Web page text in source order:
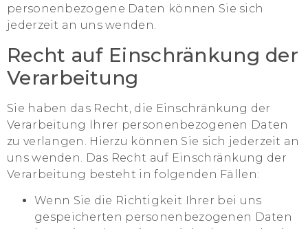
personenbezogene Daten können Sie sich
jederzeit an uns wenden.
Recht auf Einschränkung der
Verarbeitung
Sie haben das Recht, die Einschränkung der
Verarbeitung Ihrer personenbezogenen Daten
zu verlangen. Hierzu können Sie sich jederzeit an
uns wenden. Das Recht auf Einschränkung der
Verarbeitung besteht in folgenden Fällen:
Wenn Sie die Richtigkeit Ihrer bei uns
gespeicherten personenbezogenen Daten